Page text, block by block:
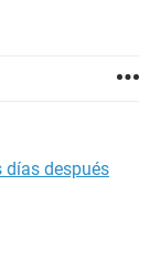
días después